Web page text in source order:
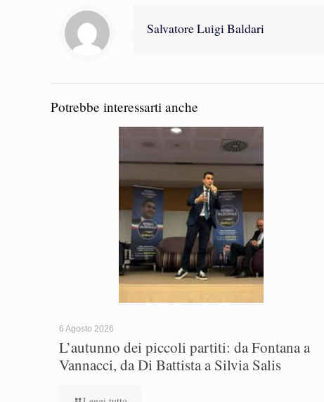
Salvatore Luigi Baldari
Potrebbe interessarti anche
6 Agosto 2026
L’autunno dei piccoli partiti: da Fontana a
Vannacci, da Di Battista a Silvia Salis